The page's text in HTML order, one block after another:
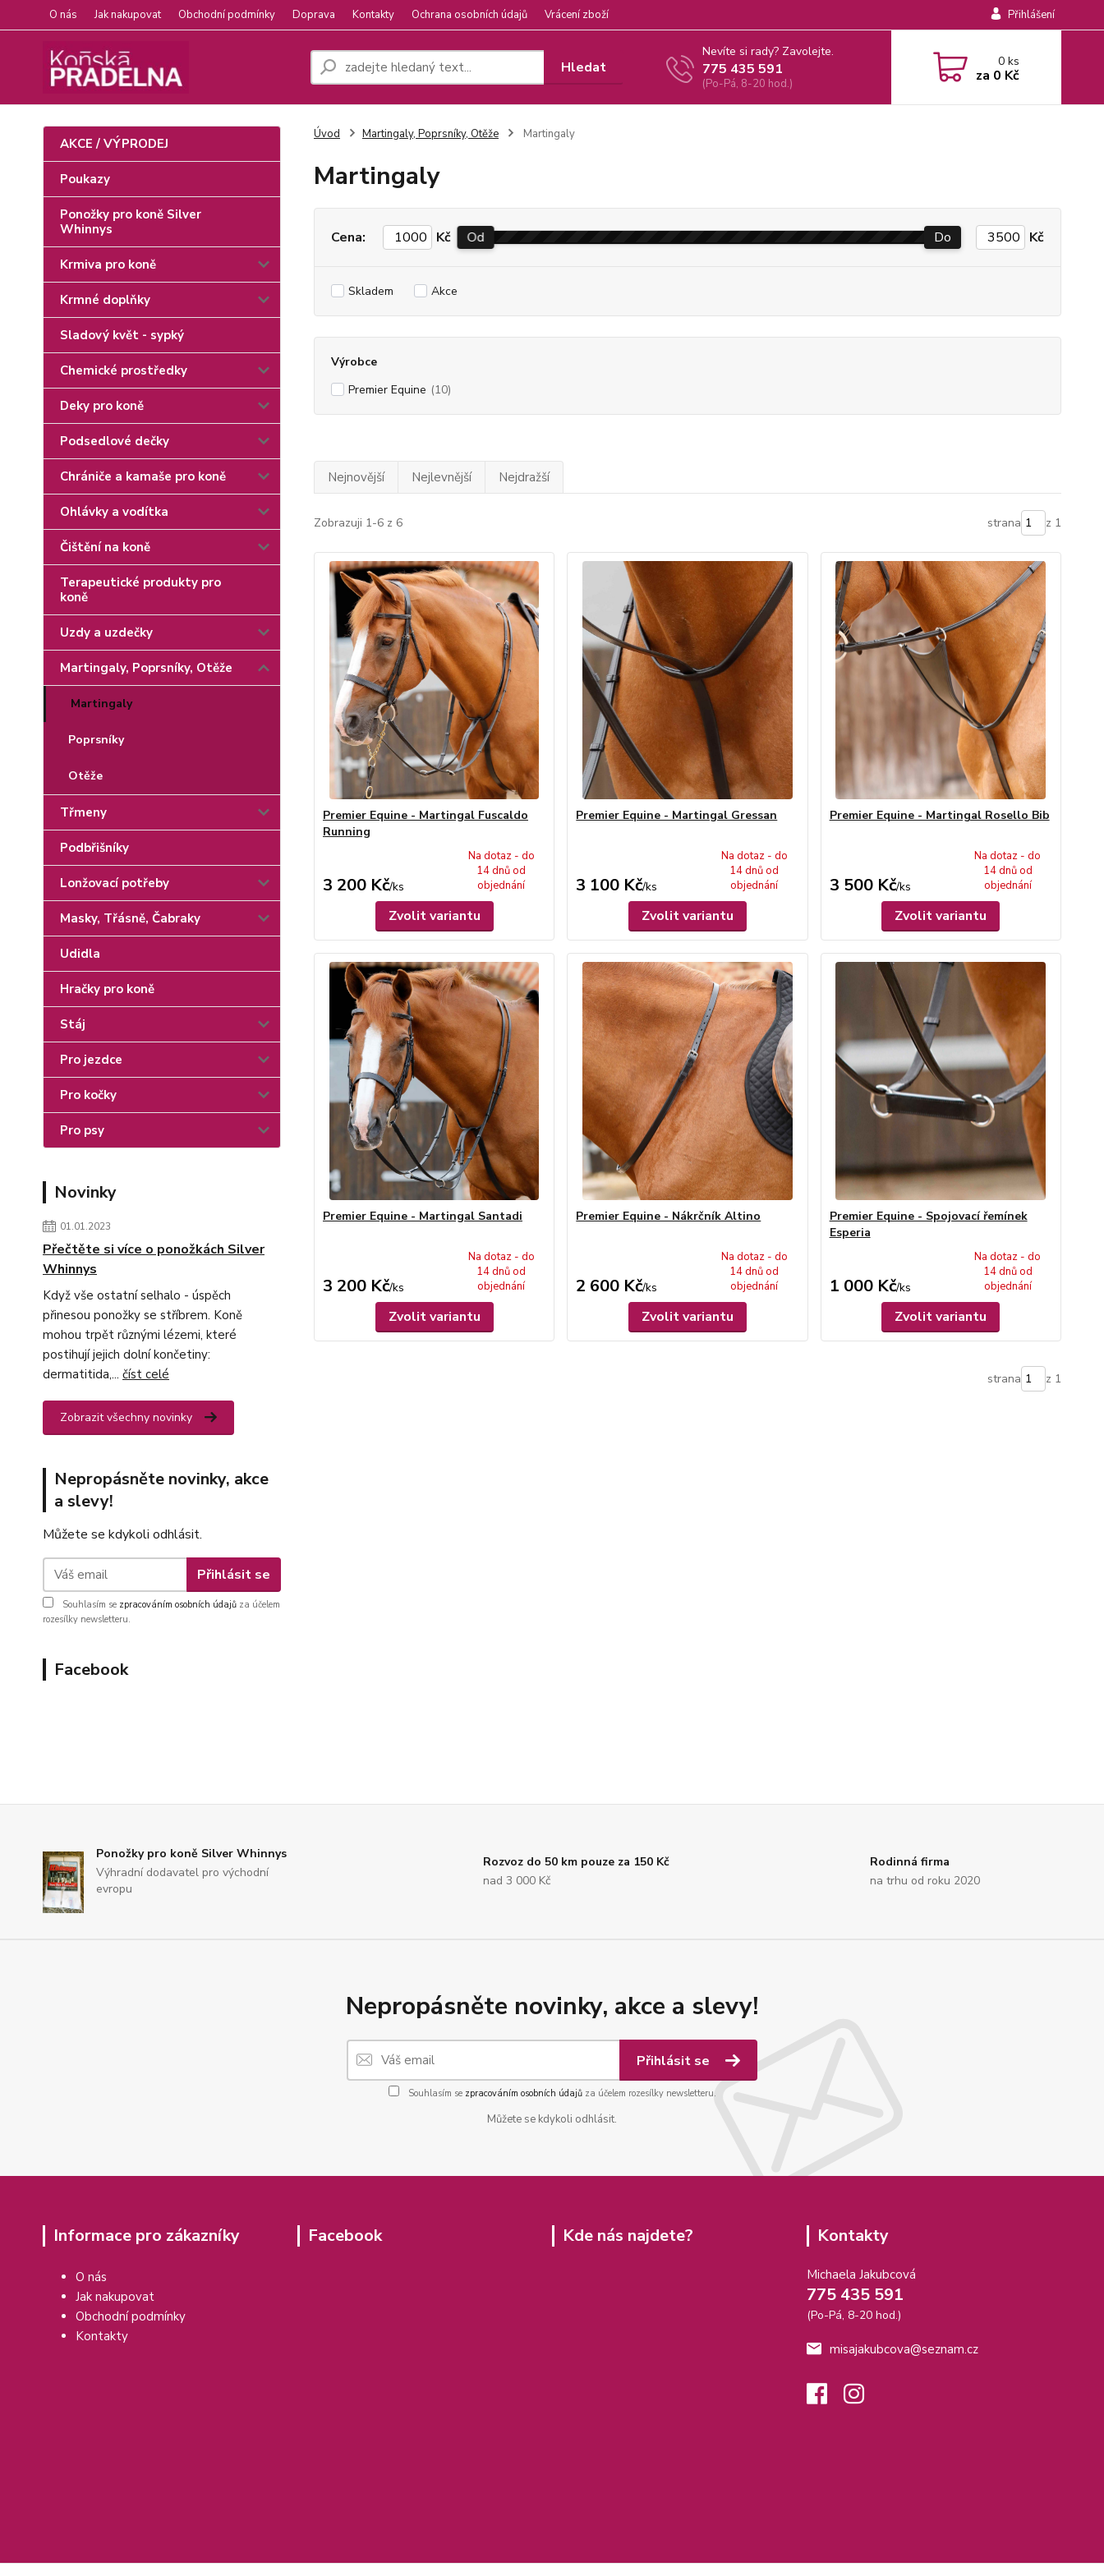
O nás Jak nakupovat Obchodní podmínky Doprava Kontakty Ochrana osobních údajů Vrácení zboží Přihlášení
Hledat
Nevíte si rady? Zavolejte.
775 435 591
(Po-Pá, 8-20 hod.)
0ks
za 0 Kč
AKCE / VÝPRODEJ
Poukazy
Ponožky pro koně Silver
Whinnys
Krmiva pro koně
Krmné doplňky
Sladový květ - sypký
Chemické prostředky
Deky pro koně
Podsedlové dečky
Chrániče a kamaše pro koně
Ohlávky a vodítka
Čištění na koně
Terapeutické produkty pro
koně
Uzdy a uzdečky
Martingaly, Poprsníky, Otěže
Martingaly
Poprsníky
Otěže
Třmeny
Podbřišníky
Lonžovací potřeby
Masky, Třásně, Čabraky
Udidla
Hračky pro koně
Stáj
Pro jezdce
Pro kočky
Pro psy
Novinky
01.01.2023
Přečtěte si více o ponožkách Silver
Whinnys
Když vše ostatní selhalo - úspěch
přinesou ponožky se stříbrem. Koně
mohou trpět různými lézemi, které
postihují jejich dolní končetiny:
dermatitida,... číst celé
Zobrazit všechny novinky
Nepropásněte novinky, akce
a slevy!
Můžete se kdykoli odhlásit.
Přihlásit se
Souhlasím se zpracováním osobních údajů za účelem
rozesílky newsletteru.
Facebook
Úvod Martingaly, Poprsníky, Otěže Martingaly
Martingaly
Cena: Kč Od Do Kč
Skladem Akce
Výrobce
Premier Equine (10)
Nejnovější Nejlevnější Nejdražší
Zobrazuji 1-6 z 6 strana z 1
Premier Equine - Martingal Fuscaldo
Running
3 200 Kč/ks
Na dotaz - do
14 dnů od
objednání
Zvolit variantu
Premier Equine - Martingal Gressan
3 100 Kč/ks
Na dotaz - do
14 dnů od
objednání
Zvolit variantu
Premier Equine - Martingal Rosello Bib
3 500 Kč/ks
Na dotaz - do
14 dnů od
objednání
Zvolit variantu
Premier Equine - Martingal Santadi
3 200 Kč/ks
Na dotaz - do
14 dnů od
objednání
Zvolit variantu
Premier Equine - Nákrčník Altino
2 600 Kč/ks
Na dotaz - do
14 dnů od
objednání
Zvolit variantu
Premier Equine - Spojovací řemínek
Esperia
1 000 Kč/ks
Na dotaz - do
14 dnů od
objednání
Zvolit variantu
strana z 1
Ponožky pro koně Silver Whinnys
Výhradní dodavatel pro východní
evropu
Rozvoz do 50 km pouze za 150 Kč
nad 3 000 Kč
Rodinná firma
na trhu od roku 2020
Nepropásněte novinky, akce a slevy!
Přihlásit se
Souhlasím se zpracováním osobních údajůza účelem rozesílky newsletteru.
Můžete se kdykoli odhlásit.
Informace pro zákazníky
O nás
Jak nakupovat
Obchodní podmínky
Kontakty
Facebook Kde nás najdete? Kontakty
Michaela Jakubcová
775 435 591
(Po-Pá, 8-20 hod.)
misajakubcova@seznam.cz